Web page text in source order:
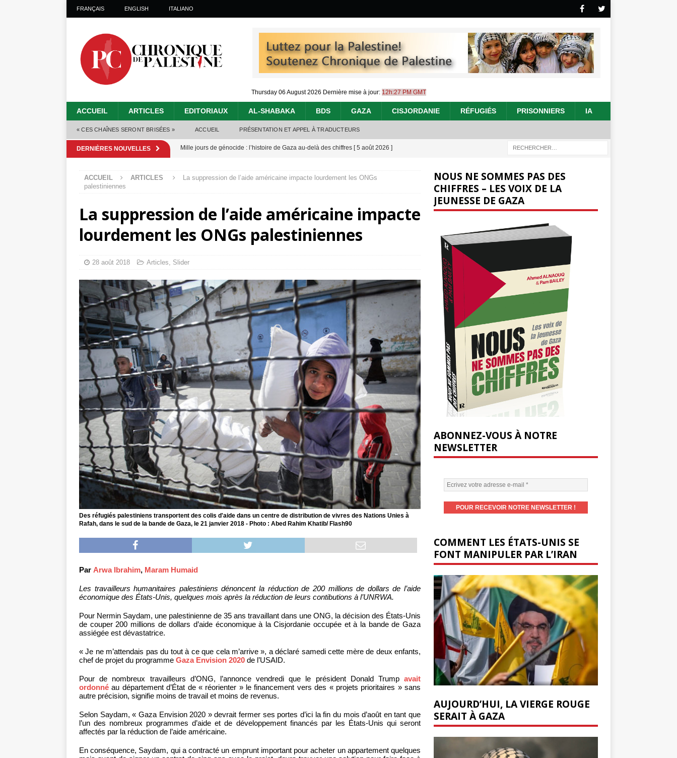
FRANÇAIS ENGLISH ITALIANO
Thursday 06 August 2026 Dernière mise à jour: 12h:27 PM GMT
ACCUEIL ARTICLES EDITORIAUX AL-SHABAKA BDS GAZA CISJORDANIE RÉFUGIÉS PRISONNIERS IA
« CES CHAÎNES SERONT BRISÉES » ACCUEIL PRÉSENTATION ET APPEL À TRADUCTEURS
DERNIÈRES NOUVELLES Mille jours de génocide : l’histoire de Gaza au-delà des chiffres [ 5 août 2026 ]
Alors que Trump annonce un « accord de paix » à Gaza, les Israéliens multiplie les
Les Israéliens se servent de la Cisjordanie comme d’une poubelle pour leurs déchets
toxiques[ 3 août 2026 ]
ACCUEIL ARTICLES
La suppression de l’aide américaine impacte lourdement les ONGs
palestiniennes
La suppression de l’aide américaine impacte
lourdement les ONGs palestiniennes
28 août 2018 Articles, Slider
Des réfugiés palestiniens transportent des colis d'aide dans un centre de distribution de vivres des Nations Unies à
Rafah, dans le sud de la bande de Gaza, le 21 janvier 2018 - Photo : Abed Rahim Khatib/ Flash90
Par Arwa Ibrahim, Maram Humaid
Les travailleurs humanitaires palestiniens dénoncent la réduction de 200 millions de dollars de l’aide
économique des États-Unis, quelques mois après la réduction de leurs contibutions à l’UNRWA.
Pour Nermin Saydam, une palestinienne de 35 ans travaillant dans une ONG, la décision des États-Unis
de couper 200 millions de dollars d’aide économique à la Cisjordanie occupée et à la bande de Gaza
assiégée est dévastatrice.
« Je ne m’attendais pas du tout à ce que cela m’arrive », a déclaré samedi cette mère de deux enfants,
chef de projet du programme Gaza Envision 2020 de l’USAID.
Pour de nombreux travailleurs d’ONG, l’annonce vendredi que le président Donald Trumpavait
ordonné au département d’État de « réorienter » le financement vers des « projets prioritaires » sans
autre précision, signifie moins de travail et moins de revenus.
Selon Saydam, « Gaza Envision 2020 » devrait fermer ses portes d’ici la fin du mois d’août en tant que
l’un des nombreux programmes d’aide et de développement financés par les États-Unis qui seront
affectés par la réduction de l’aide américaine.
En conséquence, Saydam, qui a contracté un emprunt important pour acheter un appartement quelques
NOUS NE SOMMES PAS DES
CHIFFRES – LES VOIX DE LA
JEUNESSE DE GAZA
ABONNEZ-VOUS À NOTRE
NEWSLETTER
COMMENT LES ÉTATS-UNIS SE
FONT MANIPULER PAR L’IRAN
AUJOURD’HUI, LA VIERGE ROUGE
SERAIT À GAZA